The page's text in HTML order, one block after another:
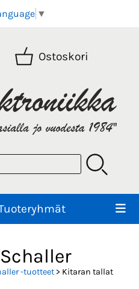
▼
Ostoskori
-tuotteet> Kitaran tallat